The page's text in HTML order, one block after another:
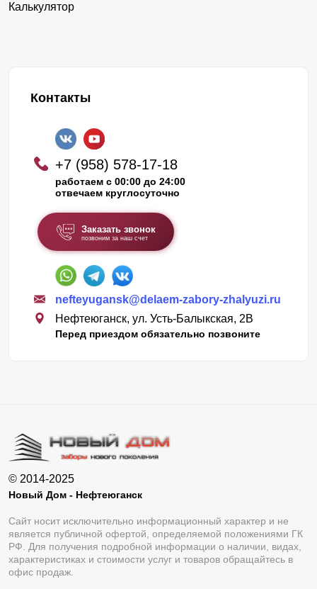
Калькулятор
Контакты
+7 (958) 578-17-18
работаем с 00:00 до 24:00
отвечаем круглосуточно
Заказать звонок
позвоним за наш счет
nefteyugansk@delaem-zabory-zhalyuzi.ru
Нефтеюганск, ул. Усть-Балыкская, 2В
Перед приездом обязательно позвоните
© 2014-2025
Новый Дом - Нефтеюганск
Сайт носит исключительно информационный характер и не
является публичной офертой, определяемой положениями ГК
РФ. Для получения подробной информации о наличии, видах,
характеристиках и стоимости услуг и товаров обращайтесь в
офис продаж.